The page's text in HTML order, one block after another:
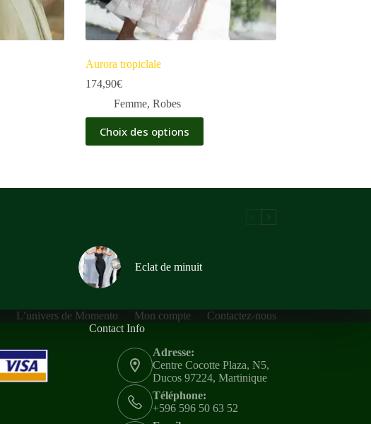
Aurora tropiclale
174,90€
Femme, Robes
Choix des options
Eclat de minuit
L’univers de Momento Mon compte
Contactez-nous
Contact Info
Adresse:
Centre Cocotte Plaza, N5,
Ducos 97224, Martinique
Téléphone:
+596 596 50 63 52